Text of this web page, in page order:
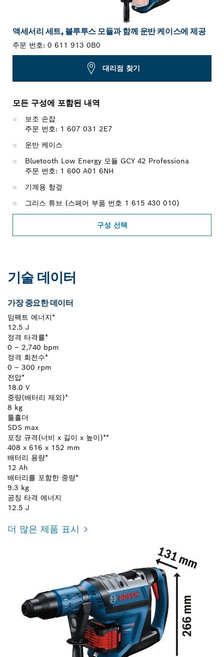
액세서리 세트, 블루투스 모듈과 함께 운반 케이스에 제공
주문 번호: 0 611 913 0B0
대리점 찾기
모든 구성에 포함된 내역
보조 손잡
주문 번호: 1 607 031 2E7
운반 케이스
Bluetooth Low Energy 모듈 GCY 42 Professiona
주문 번호: 1 600 A01 6NH
기계용 헝겊
그리스 튜브 (스페어 부품 번호 1 615 430 010)
구성 선택
기술 데이터
가장 중요한 데이터
임팩트 에너지*
12.5 J
정격 타격률*
0 – 2,740 bpm
정격 회전수*
0 – 300 rpm
전압*
18.0 V
중량(배터리 제외)*
8 kg
툴홀더
SDS max
포장 규격(너비 x 길이 x 높이)**
408 x 616 x 152 mm
배터리 용량*
12 Ah
배터리를 포함한 중량*
9.3 kg
공칭 타격 에너지
12.5 J
더 많은 제품 표시